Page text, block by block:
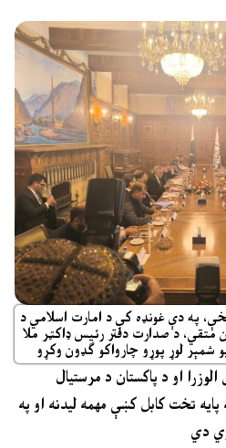
په دې غونډه کې د امارت اسلامي د
متقي، د صدارت دفتر رئيس ډاکټر ملا
شمېر لوړ پوړو چارواکو ګډون وکړو
او د پاکستان د مرستيال
تخت کابل کښې مهمه لیدنه او په